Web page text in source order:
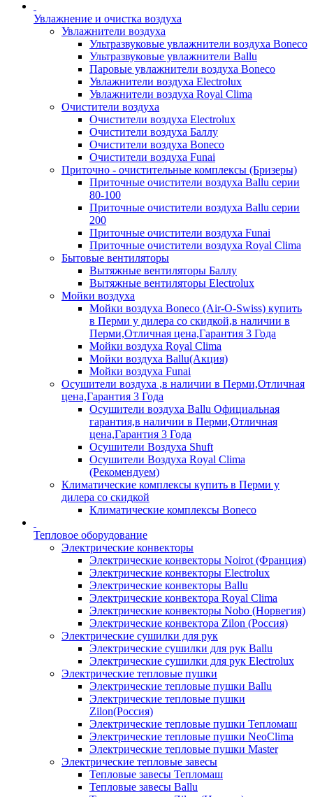
Увлажнение и очистка воздуха
Увлажнители воздуха
Ультразвуковые увлажнители воздуха Boneco
Ультразвуковые увлажнители Ballu
Паровые увлажнители воздуха Boneco
Увлажнители воздуха Electrolux
Увлажнители воздуха Royal Clima
Очистители воздуха
Очистители воздуха Electrolux
Очистители воздуха Баллу
Очистители воздуха Boneco
Очистители воздуха Funai
Приточно - очистительные комплексы (Бризеры)
Приточные очистители воздуха Ballu серии
80-100
Приточные очистители воздуха Ballu серии
200
Приточные очистители воздуха Funai
Приточные очистители воздуха Royal Clima
Бытовые вентиляторы
Вытяжные вентиляторы Баллу
Вытяжные вентиляторы Electrolux
Мойки воздуха
Мойки воздуха Boneco (Air-O-Swiss) купить
в Перми у дилера со скидкой,в наличии в
Перми,Отличная цена,Гарантия 3 Года
Мойки воздуха Royal Clima
Мойки воздуха Ballu(Акция)
Мойки воздуха Funai
Осушители воздуха ,в наличии в Перми,Отличная
цена,Гарантия 3 Года
Осушители воздуха Ballu Официальная
гарантия,в наличии в Перми,Отличная
цена,Гарантия 3 Года
Осушители Воздуха Shuft
Осушители Воздуха Royal Clima
(Рекомендуем)
Климатические комплексы купить в Перми у
дилера со скидкой
Климатические комплексы Boneсo
Тепловое оборудование
Электрические конвекторы
Электрические конвекторы Noirot (Франция)
Электрические конвекторы Electrolux
Электрические конвекторы Ballu
Электрические конвектора Royal Clima
Электрические конвекторы Nobo (Норвегия)
Электрические конвектора Zilon (Россия)
Электрические сушилки для рук
Электрические сушилки для рук Ballu
Электрические сушилки для рук Electrolux
Электрические тепловые пушки
Электрические тепловые пушки Ballu
Электрические тепловые пушки
Zilon(Россия)
Электрические тепловые пушки Тепломаш
Электрические тепловые пушки NeoClima
Электрические тепловые пушки Master
Электрические тепловые завесы
Тепловые завесы Тепломаш
Тепловые завесы Ballu